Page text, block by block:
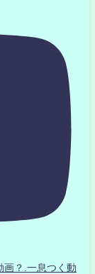
？.一息つく動